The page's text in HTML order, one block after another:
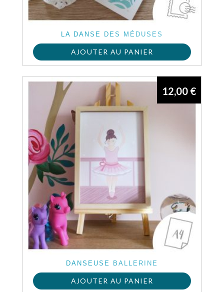
LA DANSE DES MÉDUSES
AJOUTER AU PANIER
DANSEUSE BALLERINE
12,00 €
AJOUTER AU PANIER